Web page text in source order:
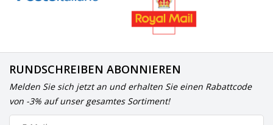
RUNDSCHREIBEN ABONNIEREN
Melden Sie sich jetzt an und erhalten Sie einen Rabattcode
von -3% auf unser gesamtes Sortiment!